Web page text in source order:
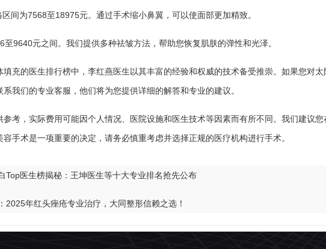
间为7568至18975元。通过手术缩小鼻翼，可以使面部更加精致。
9640元之间。我们提供多种祛皱方法，帮助您恢复肌肤的弹性和光泽。
填充的医生排行榜中，李红燕医生以其丰富的经验和权威的技术备受推崇。如果您对
我们的专业客服，他们将为您提供详细的解答和专业的建议。
参考，实际费用可能因个人情况、医院设施和医生技术等因素而有所不同。我们建议
手术是一项重要的决定，请务必慎重考虑并选择正规的医疗机构进行手术。
Top医生榜揭秘：王坤医生等十大专业排名抢先公布
2025年红头痤疮专业治疗，大同整形信赖之选！